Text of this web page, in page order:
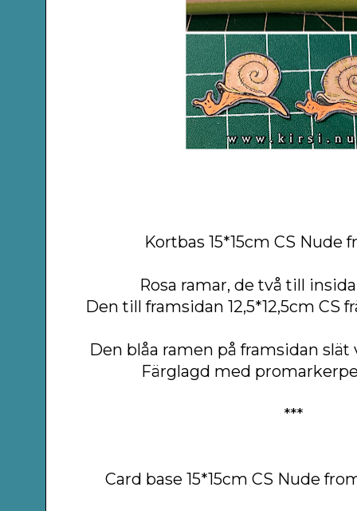
Kortbas 15*15cm CS Nude
Rosa ramar, de två till
Den till framsidan 12,5*12,5cm CS
Den blåa ramen på framsidan slät
Färglagd med
***
Card base 15*15cm CS Nude